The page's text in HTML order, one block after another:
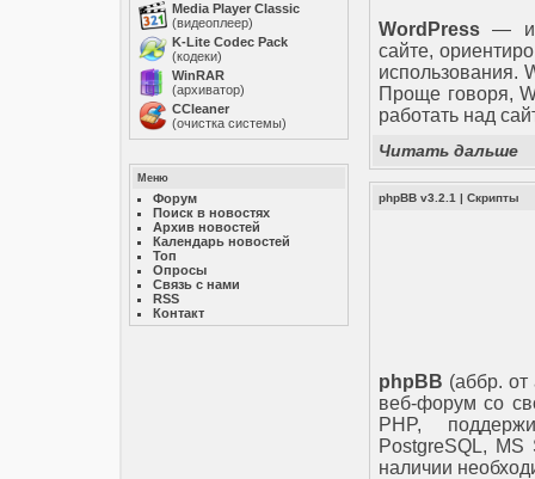
Media Player Classic
(видеоплеер)
K-Lite Codec Pack
(кодеки)
WinRAR
(архиватор)
ССleaner
(очистка системы)
Меню
Форум
Поиск в новостях
Архив новостей
Календарь новостей
Топ
Опросы
Связь с нами
RSS
Контакт
WordPress —
сайте,
использования.
Проще говоря,
работать над
Читать дальше
phpBB v3.2.1 | Скрипты
phpBB (аббр.
веб-форум со
PHP,
PostgreSQL,
наличии